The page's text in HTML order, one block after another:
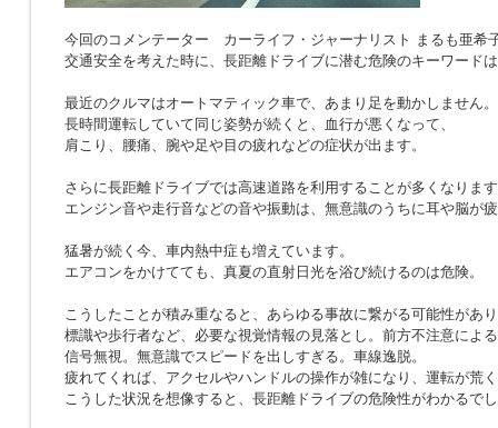
今回のコメンテーター カーライフ・ジャーナリスト まるも亜希
交通安全を考えた時に、長距離ドライブに潜む危険のキーワード
最近のクルマはオートマティック車で、あまり足を動かしません。
長時間運転していて同じ姿勢が続くと、血行が悪くなって、
肩こり、腰痛、腕や足や目の疲れなどの症状が出ます。
さらに長距離ドライブでは高速道路を利用することが多くなりま
エンジン音や走行音などの音や振動は、無意識のうちに耳や脳が
猛暑が続く今、車内熱中症も増えています。
エアコンをかけてても、真夏の直射日光を浴び続けるのは危険。
こうしたことが積み重なると、あらゆる事故に繋がる可能性があ
標識や歩行者など、必要な視覚情報の見落とし。前方不注意によ
信号無視。無意識でスピードを出しすぎる。車線逸脱。
疲れてくれば、アクセルやハンドルの操作が雑になり、運転が荒
こうした状況を想像すると、長距離ドライブの危険性がわかるで